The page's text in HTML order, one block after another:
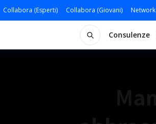
Collabora (Esperti) Collabora (Giovani) Network
Consulenze